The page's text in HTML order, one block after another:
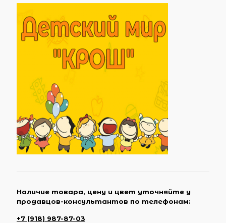
Наличие товара, цену и цвет уточняйте у
продавцов-консультантов по телефонам:
+7 (918) 987-87-03